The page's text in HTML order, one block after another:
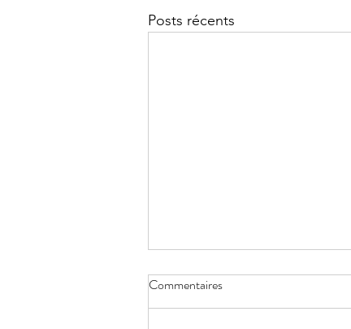
Posts récents
Commentaires